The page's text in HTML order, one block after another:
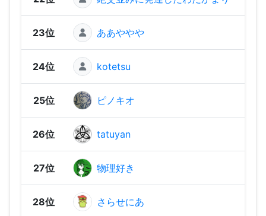
23位 ああややや
24位 kotetsu
25位 ピノキオ
26位 tatuyan
27位 物理好き
28位 さらせにあ